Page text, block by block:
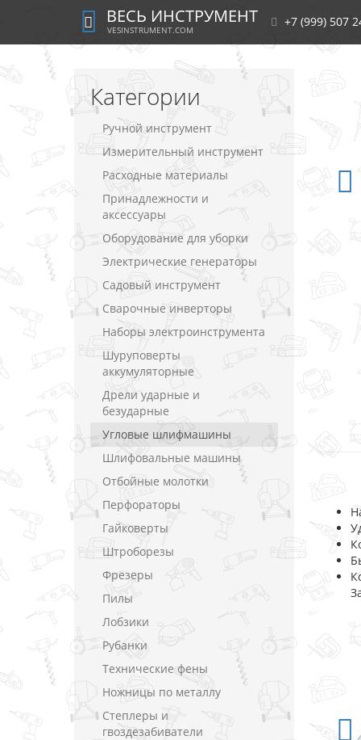
ВЕСЬ ИНСТРУМЕНТ
VESINSTRUMENT.COM
+7 (999) 507
Категории
Ручной инструмент
Измерительный инструмент
Расходные материалы
Принадлежности и
аксессуары
Оборудование для уборки
Электрические генераторы
Садовый инструмент
Сварочные инверторы
Наборы электроинструмента
Шуруповерты
аккумуляторные
Дрели ударные и
безударные
Угловые шлифмашины
Шлифовальные машины
Отбойные молотки
Перфораторы
Гайковерты
Штроборезы
Фрезеры
Пилы
Лобзики
Рубанки
Технические фены
Ножницы по металлу
Степлеры и
гвоздезабиватели